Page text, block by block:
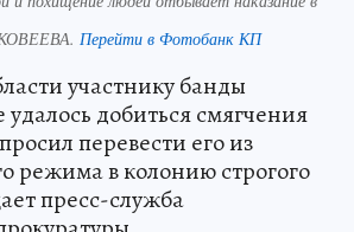
Перейти в Фотобанк КП
участнику банды
добиться смягчения
перевести его из
режима в колонию строгого
пресс-служба